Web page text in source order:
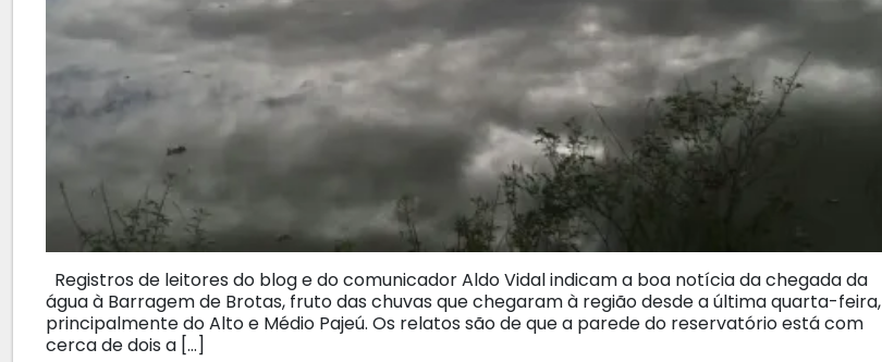
Registros de leitores do blog e do comunicador Aldo Vidal indicam a boa notícia da chegada da
água à Barragem de Brotas, fruto das chuvas que chegaram à região desde a última quarta-feira,
principalmente do Alto e Médio Pajeú. Os relatos são de que a parede do reservatório está com
cerca de dois a […]